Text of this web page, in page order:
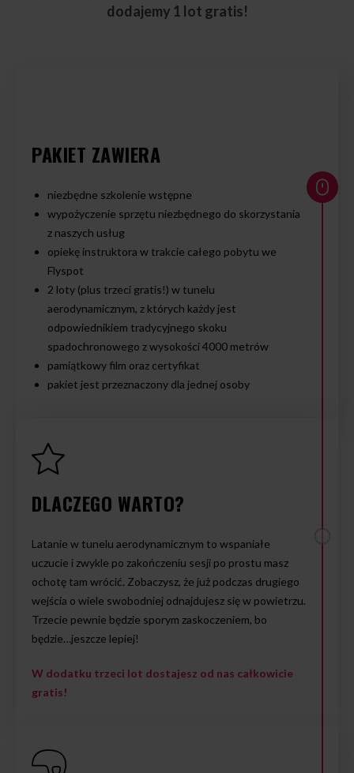
dodajemy 1 lot gratis!
PAKIET ZAWIERA
niezbędne szkolenie wstępne
wypożyczenie sprzętu niezbędnego do skorzystania
z naszych usług
opiekę instruktora w trakcie całego pobytu we
Flyspot
2 loty (plus trzeci gratis!) w tunelu
aerodynamicznym, z których każdy jest
odpowiednikiem tradycyjnego skoku
spadochronowego z wysokości 4000 metrów
pamiątkowy film oraz certyfikat
pakiet jest przeznaczony dla jednej osoby
DLACZEGO WARTO?
Latanie w tunelu aerodynamicznym to wspaniałe
uczucie i zwykle po zakończeniu sesji po prostu masz
ochotę tam wrócić. Zobaczysz, że już podczas drugiego
wejścia o wiele swobodniej odnajdujesz się w powietrzu.
Trzecie pewnie będzie sporym zaskoczeniem, bo
będzie…jeszcze lepiej!
W dodatku trzeci lot dostajesz od nas całkowicie
gratis!